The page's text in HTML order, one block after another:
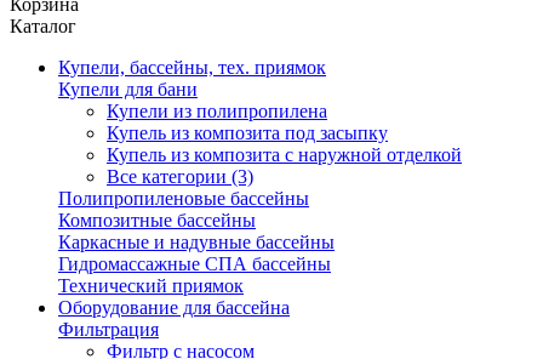
Корзина
Каталог
Купели, бассейны, тех. приямок
Купели для бани
Купели из полипропилена
Купель из композита под засыпку
Купель из композита с наружной отделкой
Все категории (3)
Полипропиленовые бассейны
Композитные бассейны
Каркасные и надувные бассейны
Гидромассажные СПА бассейны
Технический приямок
Оборудование для бассейна
Фильтрация
Фильтр с насосом